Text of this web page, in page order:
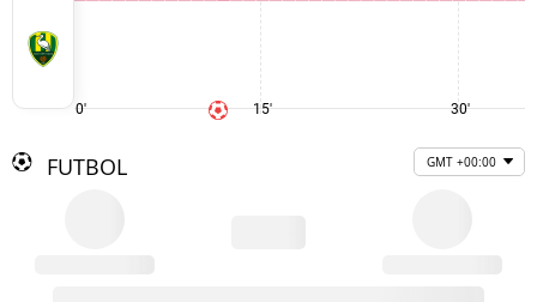
0' 15' 30'
FUTBOL GMT +00:00